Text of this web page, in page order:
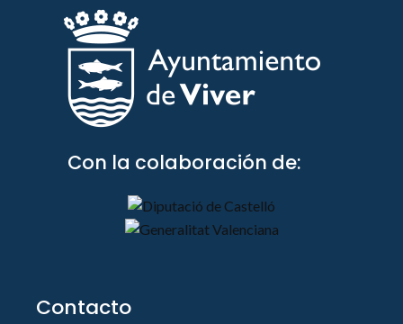
Con la colaboración de:
Contacto